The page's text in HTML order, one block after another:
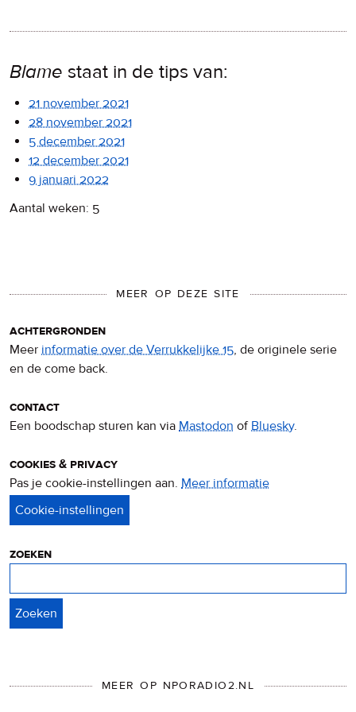
Blame staat in de tips van:
21 november 2021
28 november 2021
5 december 2021
12 december 2021
9 januari 2022
Aantal weken: 5
MEER OP DEZE SITE
achtergronden
Meer informatie over de Verrukkelijke 15, de originele serie
en de come back.
contact
Een boodschap sturen kan via Mastodon ofBluesky.
cookies & privacy
Pas je cookie-instellingen aan. Meer informatie
zoeken
MEER OP NPORADIO2.NL